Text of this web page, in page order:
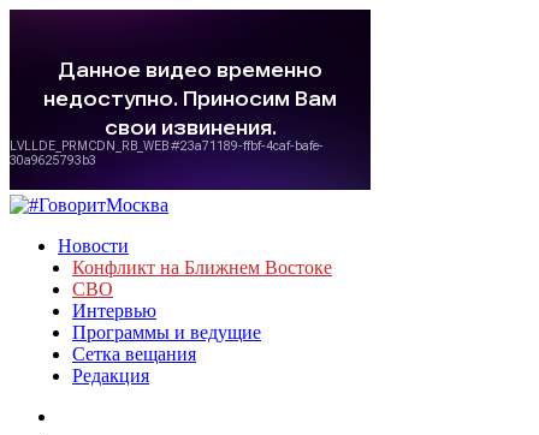
Новости
Конфликт на Ближнем Востоке
СВО
Интервью
Программы и ведущие
Сетка вещания
Редакция